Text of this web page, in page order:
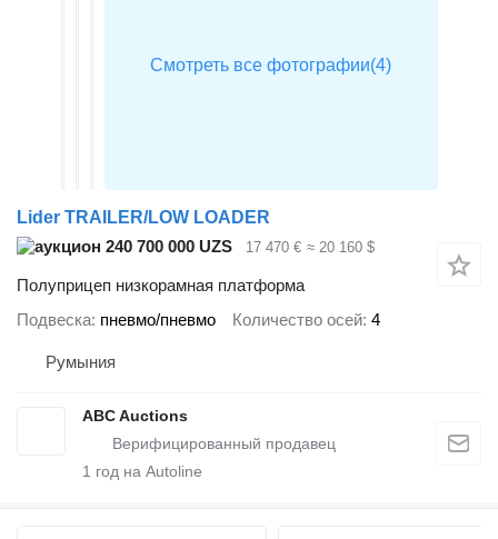
Lider TRAILER/LOW LOADER
240 700 000 UZS
17 470 € ≈ 20 160 $
Полуприцеп низкорамная платформа
Подвеска пневмо/пневмо Количество осей 4
Румыния
ABC Auctions
1 год на Autoline